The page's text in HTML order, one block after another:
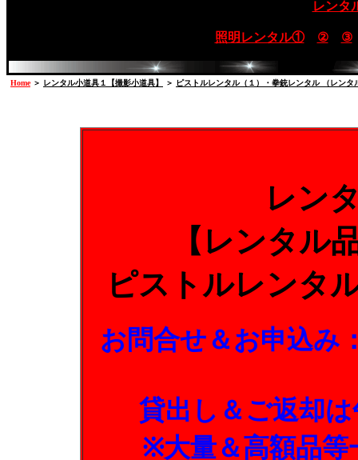
レンタ
照明レンタル① ② ③
Home＞ レンタル小道具１【撮影小道具】 ＞ ピストルレンタル（１）・拳銃レンタル （レン
レン
【レンタル
ピストルレンタ
お問合せ＆お申込み
貸出し＆ご返却
※大量＆高額品等